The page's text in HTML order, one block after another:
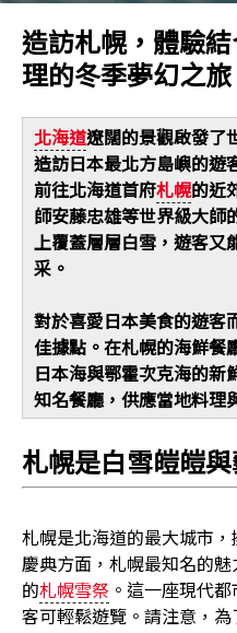
造訪札幌，體驗
理的冬季夢幻之旅
北海道遼闊的景觀啟發了
造訪日本最北方島嶼的遊
前往北海道首府札幌的近
師安藤忠雄等世界級大師
上覆蓋層層白雪，遊客又
采。
對於喜愛日本美食的遊客
佳據點。在札幌的海鮮餐
日本海與鄂霍次克海的新
知名餐廳，供應當地料理
札幌是白雪皚皚
札幌是北海道的最大城市
慶典方面，札幌最知名的
的札幌雪祭。這一座現代
客可輕鬆遊覽。請注意，